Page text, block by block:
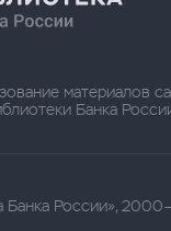
материалов
Банка
Банка России»,